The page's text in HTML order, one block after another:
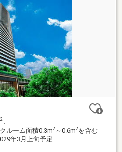
2、
ルーム面積0.3m2 ～0.6m2 を含む
年3月上旬予定